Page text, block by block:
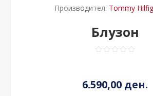
Производител: Tommy
Блузон
6.590,00 ден.